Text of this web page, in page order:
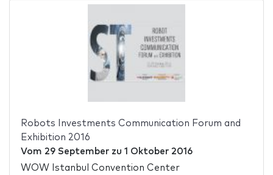
Robots Investments Communication Forum and
Exhibition 2016
Vom 29 Septemberzu 1 Oktober 2016
WOW Istanbul Convention Center